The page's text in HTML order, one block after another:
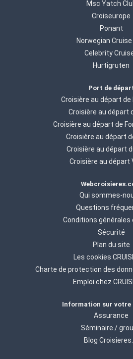
Msc Yatch
Croiseurope
Ponant
Norwegian Cruise
Celebrity
Hurtigruten
Port de
Croisière au départ de
Croisière au départ
Croisière au départ de
Croisière au départ
Croisière au départ
Croisière au départ
Qui sommes-
Questions
Conditions générales
Sécurité
Plan du site
Les cookies
Charte de protection des
Emploi chez
Information sur votre
Assurance
Séminaire /
Blog